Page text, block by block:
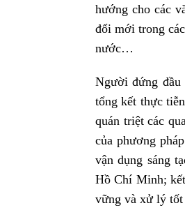
hướng cho các
đổi mới trong
nước…
Người đứng
tổng kết thực
quán triệt các
của phương
vận dụng sáng
Hồ Chí Minh;
vững và xử lý